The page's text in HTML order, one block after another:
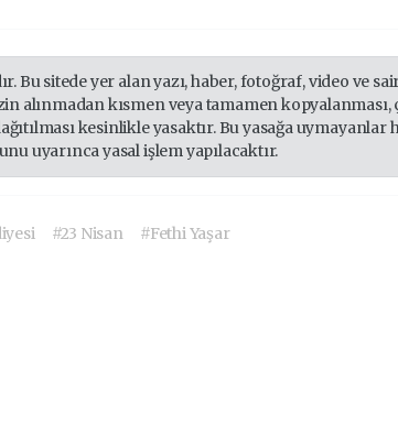
Bu sitede yer alan yazı, haber, fotoğraf, video ve
alınmadan kısmen veya tamamen kopyalanması,
kesinlikle yasaktır. Bu yasağa uymayanlar
uyarınca yasal işlem yapılacaktır.
#23 Nisan #Fethi Yaşar